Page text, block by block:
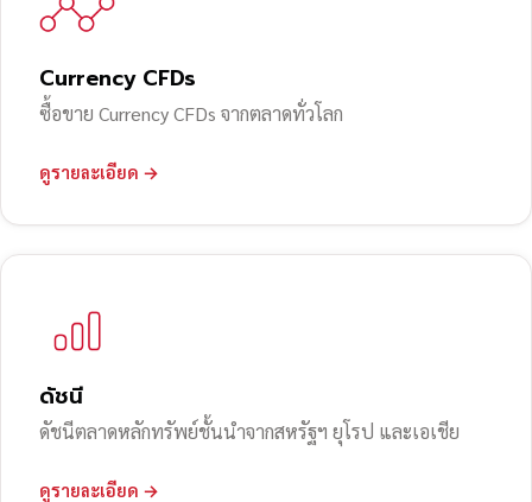
Currency CFDs
ซื้อขาย Currency CFDs จากตลาดทั่วโลก
ดูรายละเอียด →
ดัชนี
ดัชนีตลาดหลักทรัพย์ชั้นนำจากสหรัฐฯ ยุโรป และเอเชีย
ดูรายละเอียด →